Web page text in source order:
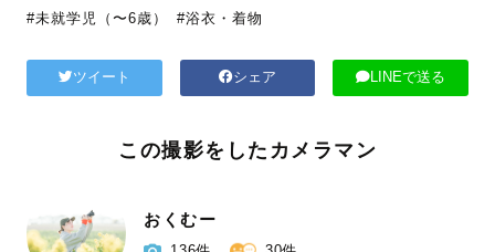
#未就学児（〜6歳）
#浴衣・着物
ツイート シェア LINEで送る
この撮影をしたカメラマン
おくむー